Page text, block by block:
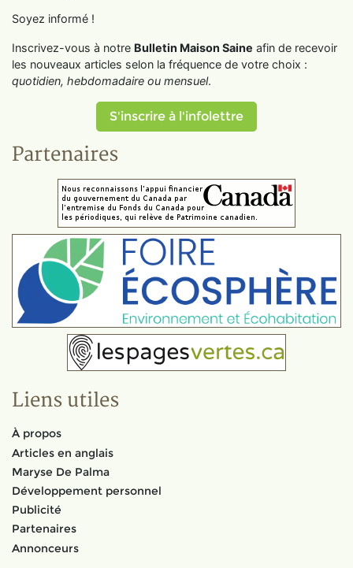
Soyez informé !
Inscrivez-vous à notre Bulletin Maison Saine afin de recevoir
les nouveaux articles selon la fréquence de votre choix :
quotidien, hebdomadaire ou mensuel.
S'inscrire à l'infolettre
Partenaires
Liens utiles
À propos
Articles en anglais
Maryse De Palma
Développement personnel
Publicité
Partenaires
Annonceurs